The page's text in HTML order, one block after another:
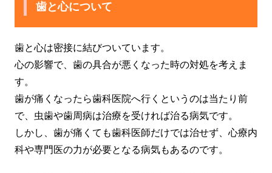
歯と心について
歯と心は密接に結びついています。
心の影響で、歯の具合が悪くなった時の対処を考えま
す。
歯が痛くなったら歯科医院へ行くというのは当たり前
で、虫歯や歯周病は治療を受ければ治る病気です。
しかし、歯が痛くても歯科医師だけでは治せず、心療内
科や専門医の力が必要となる病気もあるのです。